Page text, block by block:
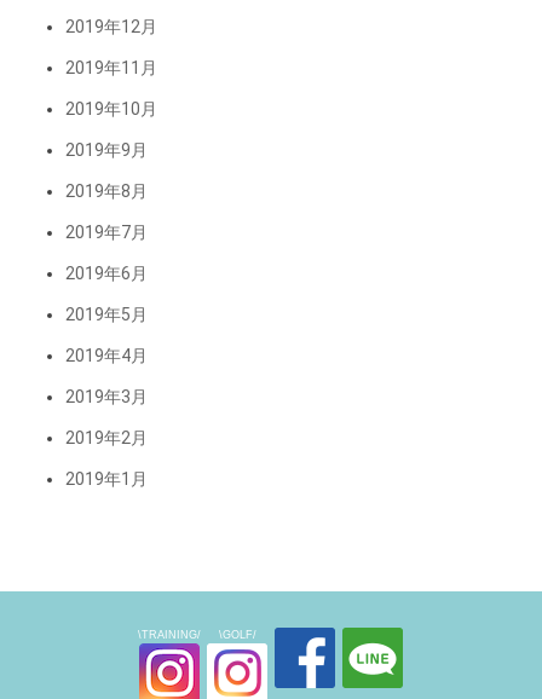
2019年12月
2019年11月
2019年10月
2019年9月
2019年8月
2019年7月
2019年6月
2019年5月
2019年4月
2019年3月
2019年2月
2019年1月
\TRAINING/ \GOLF/